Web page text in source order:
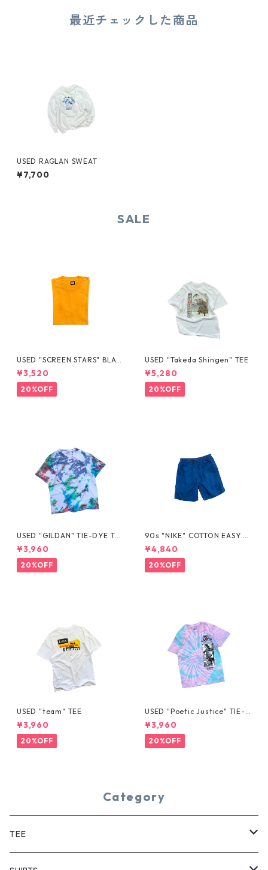
最近チェックした商品
USED RAGLAN SWEAT
¥7,700
SALE
USED "SCREEN STARS" BLAN
K TEE
¥3,520
20%OFF
USED "Takeda Shingen" TEE
¥5,280
20%OFF
USED "GILDAN" TIE-DYE TE
E
¥3,960
20%OFF
90s "NIKE" COTTON EASY S
HORTS
¥4,840
20%OFF
USED "team" TEE
¥3,960
20%OFF
USED "Poetic Justice" TIE-D
YE TEE
¥3,960
20%OFF
Category
TEE